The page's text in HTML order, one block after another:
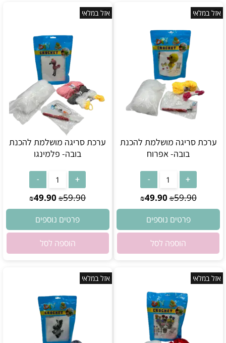
אזל במלאי
ערכת סריגה מושלמת להכנת
בובה- אפרוח
₪59.90
₪49.90
פרטים נוספים
הוספה לסל
אזל במלאי
ערכת סריגה מושלמת להכנת
בובה- פלמינגו
₪59.90
₪49.90
פרטים נוספים
הוספה לסל
אזל במלאי אזל במלאי